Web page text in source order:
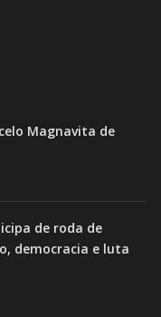
Magnavita de
de roda de
democracia e luta